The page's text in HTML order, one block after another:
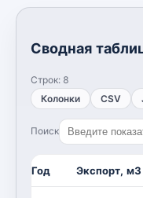
Сводная
Строк: 8
Колонки
CSV
Поиск
Год Экспорт, м3